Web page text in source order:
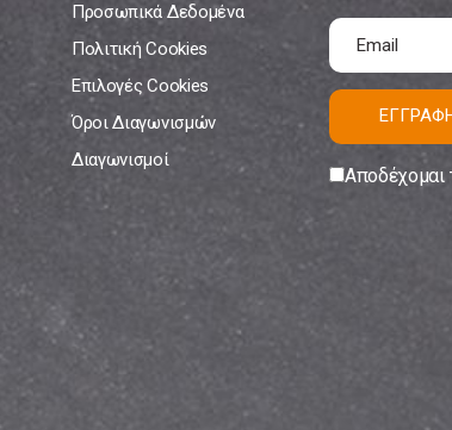
Προσωπικά Δεδομένα
Πολιτική Cookies
Επιλογές Cookies
Όροι Διαγωνισμών
Διαγωνισμοί
Αποδέχομαι